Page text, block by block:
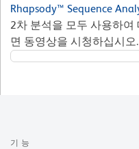
Rhapsody™ Sequence
2차 분석을 모두 사용하여
면 동영상을 시청하십시오.
기능